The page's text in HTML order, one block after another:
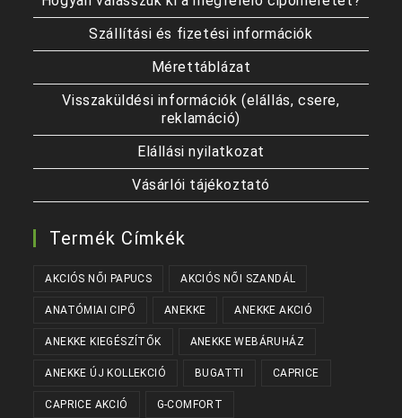
Szállítási és fizetési információk
Mérettáblázat
Visszaküldési információk (elállás, csere,
reklamáció)
Elállási nyilatkozat
Vásárlói tájékoztató
Termék Címkék
AKCIÓS NŐI PAPUCS AKCIÓS NŐI SZANDÁL
ANATÓMIAI CIPŐ ANEKKE ANEKKE AKCIÓ
ANEKKE KIEGÉSZÍTŐK ANEKKE WEBÁRUHÁZ
ANEKKE ÚJ KOLLEKCIÓ BUGATTI CAPRICE
CAPRICE AKCIÓ G-COMFORT